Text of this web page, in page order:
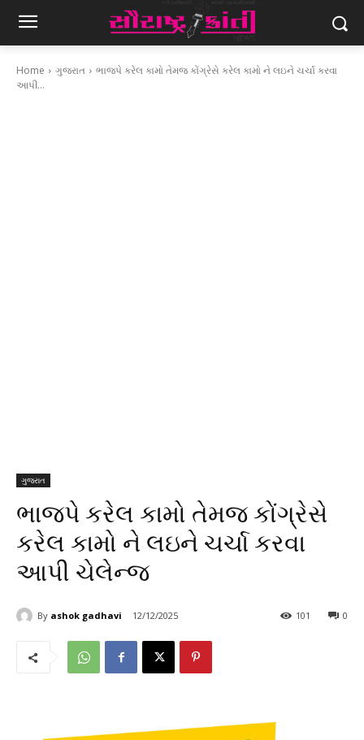
Home ગુજરાત
ભાજપે કરેલ કામો તેમજ કોંગ્રેસે કરેલ કામો ને લઇને ચર્ચા કરવા
આપી...
ગુજરાત
ભાજપે કરેલ કામો તેમજ કોંગ્રેસે
કરેલ કામો ને લઇને ચર્ચા કરવા
આપી ચેલેન્જ
By ashok gadhavi 12/12/2025 0
101